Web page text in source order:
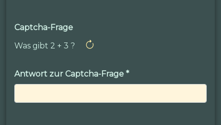
Captcha-Frage
Was gibt 2 + 3 ?
Antwort zur Captcha-Frage *